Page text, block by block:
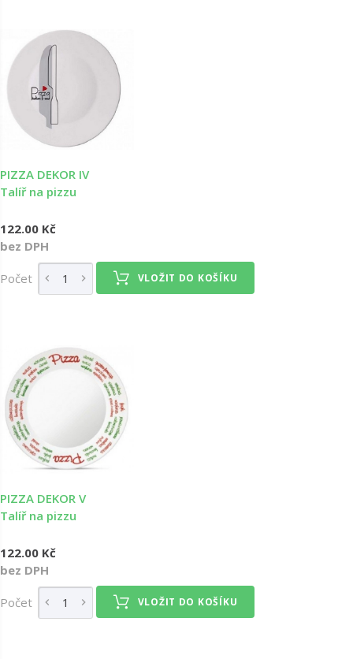
PIZZA DEKOR IV
Talíř na pizzu
122.00 Kč
bez DPH
Počet VLOŽIT DO KOŠÍKU
PIZZA DEKOR V
Talíř na pizzu
122.00 Kč
bez DPH
Počet VLOŽIT DO KOŠÍKU